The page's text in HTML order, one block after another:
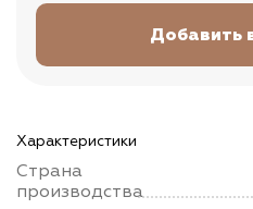
Характеристики
Страна
производства